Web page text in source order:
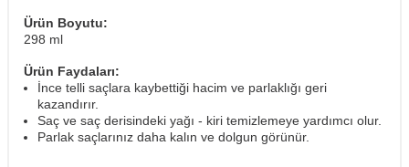
Ürün Boyutu:
298 ml
Ürün Faydaları:
İnce telli saçlara kaybettiği hacim ve parlaklığı geri
kazandırır.
Saç ve saç derisindeki yağı - kiri temizlemeye yardımcı olur.
Parlak saçlarınız daha kalın ve dolgun görünür.